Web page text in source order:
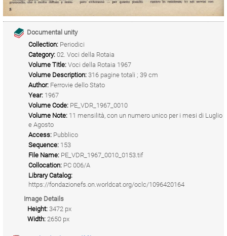
Documental unity
Collection: Periodici
Category: 02. Voci della Rotaia
Volume Title: Voci della Rotaia 1967
Volume Description: 316 pagine totali ; 39 cm
Author: Ferrovie dello Stato
Year: 1967
Volume Code: PE_VDR_1967_0010
Volume Note: 11 mensilità, con un numero unico per i mesi di Luglio
e Agosto
Access: Pubblico
Sequence: 153
File Name: PE_VDR_1967_0010_0153.tif
Collocation: PC 006/A
Library Catalog:
https://fondazionefs.on.worldcat.org/oclc/1096420164
Image Details
Height: 3472 px
Width: 2650 px